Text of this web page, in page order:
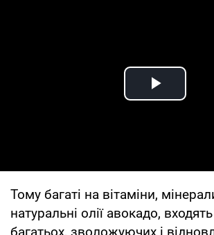
Play
Тому багаті на вітаміни,
натуральні олії авокадо,
багатьох, зволожуючих і